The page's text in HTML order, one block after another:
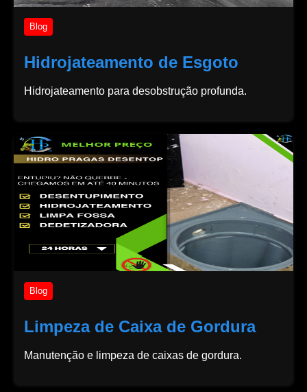
Blog
Hidrojateamento de Esgoto
Hidrojateamento para desobstrução profunda.
Blog
Limpeza de Caixa de Gordura
Manutenção e limpeza de caixas de gordura.